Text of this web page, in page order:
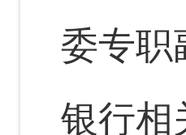
委专职
银行相